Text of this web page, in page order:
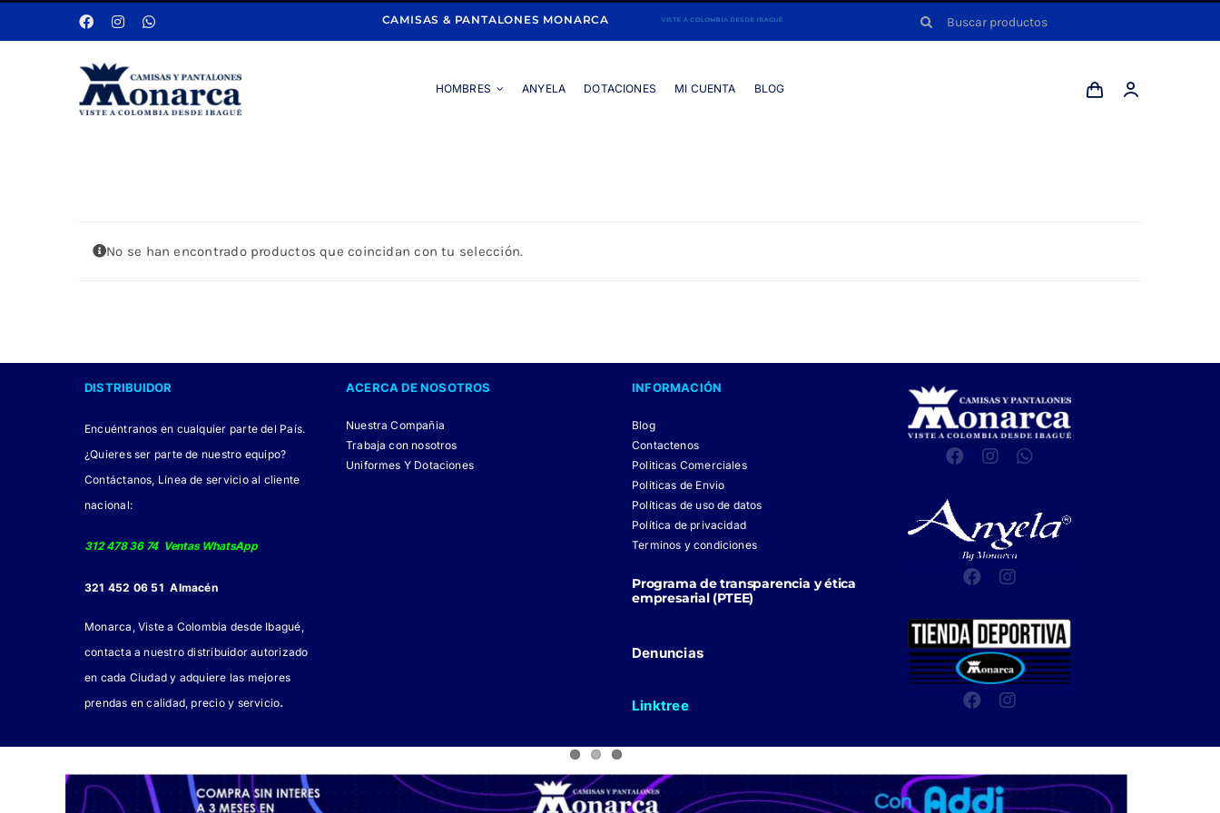
al
CAMISAS & PANTALONES MONARCA Buscar:
HOMBRES ANYELA DOTACIONES MI CUENTA BLOG
No se han encontrado productos que coincidan con tu selección.
DISTRIBUIDOR
Encuéntranos en cualquier parte del País.
¿Quieres ser parte de nuestro equipo?
Contáctanos, Línea de servicio al cliente
nacional:
312 478 36 74 Ventas WhatsApp
321 452 06 51 Almacén
Monarca, Viste a Colombia desde Ibagué,
contacta a nuestro distribuidor autorizado
en cada Ciudad y adquiere las mejores
prendas en calidad, precio y servicio.
ACERCA DE NOSOTROS
Nuestra Compañia
Trabaja con nosotros
Uniformes Y Dotaciones
INFORMACIÓN
Blog
Contactenos
Politicas Comerciales
Politicas de Envio
Políticas de uso de datos
Política de privacidad
Terminos y condiciones
Programa de transparencia y ética
empresarial (PTEE)
Denuncias
Linktree